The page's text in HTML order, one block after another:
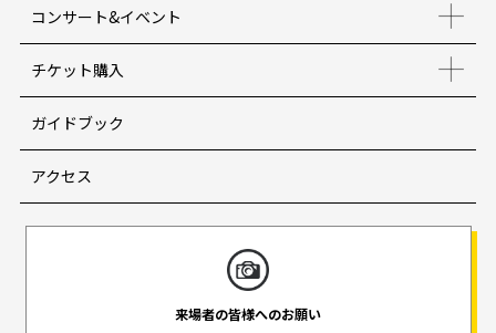
コンサート&イベント
チケット購入
ガイドブック
アクセス
来場者の皆様へのお願い